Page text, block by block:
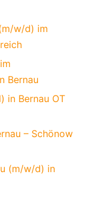
w/d) im
Bernau
in Bernau OT
– Schönow
(m/w/d) in